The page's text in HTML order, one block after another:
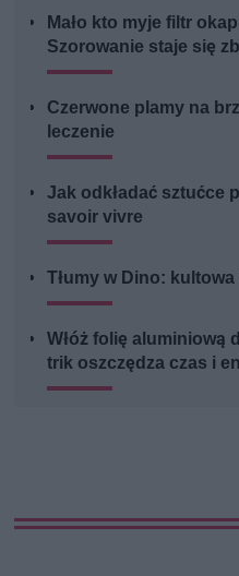
Mało kto myje filtr
Szorowanie staje się
Czerwone plamy na
leczenie
Jak odkładać sztućce
savoir vivre
Tłumy w Dino:
Włóż folię aluminiową
trik oszczędza czas i